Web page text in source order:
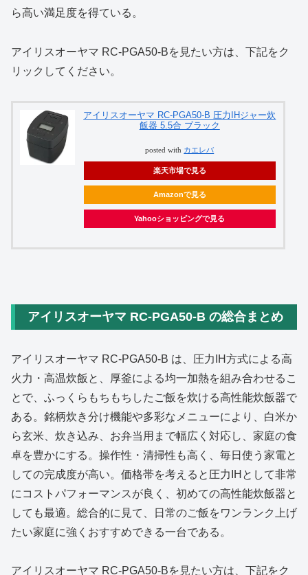
ら高い満足度を得ている。
アイリスオーヤマ RC‑PGA50‑Bを見たい方は、下記をク
リックしてください。
アイリスオーヤマ RC-PGA50-B 圧力IHジャー炊
飯器 5.5合 ブラック
posted with カエレバ
楽天市場で見る
Amazonで見る
Yahooショッピングで見る
アイリスオーヤマ RC‑PGA50‑B の総合まとめ
アイリスオーヤマ RC‑PGA50‑B は、圧力IH方式による高
火力・高温炊飯と、厚釜による均一加熱を組み合わせるこ
とで、ふっくらもちもちしたご飯を炊ける高性能炊飯器で
ある。銘柄炊き分け機能や多彩なメニューにより、白米か
ら玄米、炊き込み、お弁当用まで幅広く対応し、家庭の食
卓を豊かにする。操作性・清掃性も高く、毎日使う家電と
しての完成度が高い。価格帯を考えると圧力IHとして非常
にコストパフォーマンスが良く、初めての高性能炊飯器と
しても最適。総合的に見て、日常のご飯をワンランク上げ
たい家庭に強くおすすめできる一台である。
アイリスオーヤマ RC‑PGA50‑Bを見たい方は、下記をク